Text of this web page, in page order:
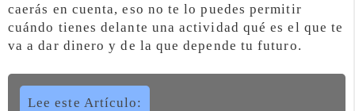
caerás en cuenta, eso no te lo puedes permitir
cuándo tienes delante una actividad qué es el que te
va a dar dinero y de la que depende tu futuro.
Lee este Artículo: